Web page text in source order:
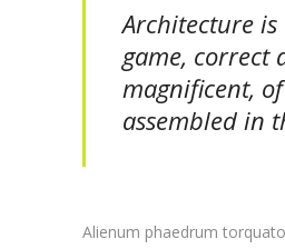
Architecture
game, correct
magnificent,
assembled in
Alienum phaedrum